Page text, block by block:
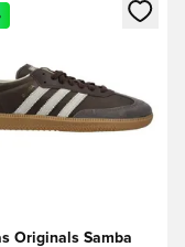
dig som
en Modal til at logge
Originals Samba